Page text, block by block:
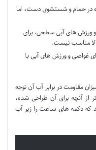
در حمام و شستشوی دست، اما
ورزش های آبی سطحی. برای
مناسب نیست.
غواصی و ورزش های آبی با
مقاومت در برابر آب آن توجه
از آنچه برای آن طراحی شده،
که دکمه های ساعت را زیر آب